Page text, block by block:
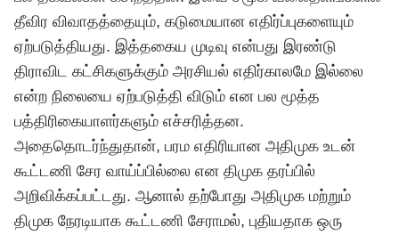
தீவிர விவாதத்தையும், கடுமையான எதிர்ப்புகளையும்
ஏற்படுத்தியது. இத்தகைய முடிவு என்பது இரண்டு
திராவிட கட்சிகளுக்கும் அரசியல் எதிர்காலமே இல்லை
என்ற நிலையை ஏற்படுத்தி விடும் என பல மூத்த
பத்திரிகையாளர்களும் எச்சரித்தன.
அதைதொடர்ந்துதான், பரம எதிரியான அதிமுக உடன்
கூட்டணி சேர வாய்ப்பில்லை என திமுக தரப்பில்
அறிவிக்கப்பட்டது. ஆனால் தற்போது அதிமுக மற்றும்
திமுக நேரடியாக கூட்டணி சேராமல், புதியதாக ஒரு